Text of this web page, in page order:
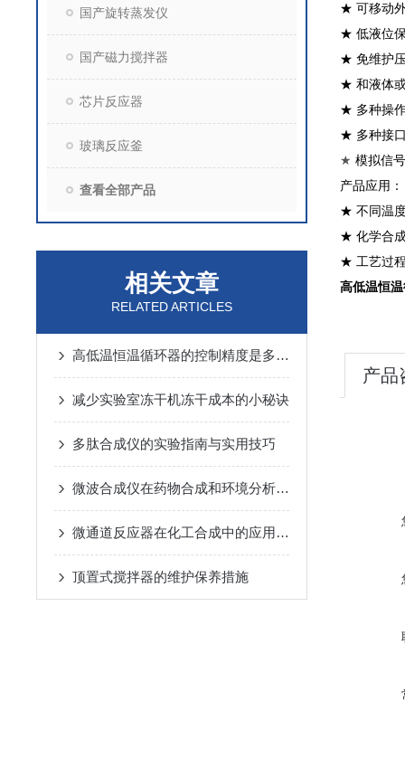
国产旋转蒸发仪
国产磁力搅拌器
芯片反应器
玻璃反应釜
查看全部产品
相关文章
RELATED ARTICLES
高低温恒温循环器的控制精度是多少？
减少实验室冻干机冻干成本的小秘诀
多肽合成仪的实验指南与实用技巧
微波合成仪在药物合成和环境分析中的应用
微通道反应器在化工合成中的应用有哪些
顶置式搅拌器的维护保养措施
★ 可移动
★ 低液位
★ 免维护
★ 和液体
★ 多种操
★ 多种接口
★ 模拟信
产品应用：
★ 不同温
★ 化学合
★ 工艺过
高低温恒
产品